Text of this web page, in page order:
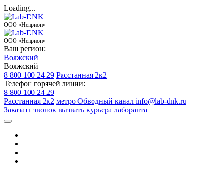
Loading...
ООО «Неприон»
ООО «Неприон»
Ваш регион:
Волжский
Волжский
8 800 100 24 29 Расстанная 2к2
Телефон горячей линии:
8 800 100 24 29
Расстанная 2к2 метро Обводный канал info@lab-dnk.ru
Заказать звонок вызвать курьера лаборанта